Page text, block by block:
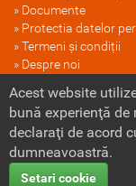
Documente
Protectia datelor
Termeni și condiții
Despre noi
Politica cookie
Acest website
bună experienţă
declaraţi de acord
dumneavoastră.
Setari cookie